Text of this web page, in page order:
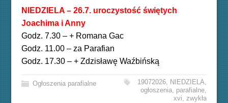
NIEDZIELA – 26.7. uroczystość świętych
Joachima i Anny
Godz. 7.30 – + Romana Gac
Godz. 11.00 – za Parafian
Godz. 17.30 – + Zdzisławę Waźbińską
Ogłoszenia parafialne 19072026, NIEDZIELA,
ogłoszenia, parafialne,
xvi, zwykła